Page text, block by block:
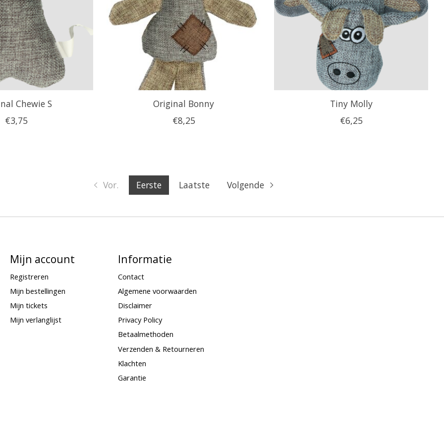
Chewie S
€3,75
Original Bonny
€8,25
Tiny Molly
€6,25
Vor. Eerste Laatste Volgende
Mijn account
Registreren
Mijn bestellingen
Mijn tickets
Mijn verlanglijst
Informatie
Contact
Algemene voorwaarden
Disclaimer
Privacy Policy
Betaalmethoden
Verzenden & Retourneren
Klachten
Garantie